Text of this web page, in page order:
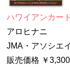
ハワイアンカー
アロヒナニ
JMA・アソシエ
販売価格 ￥